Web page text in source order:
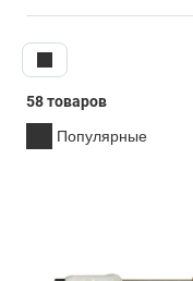
58 товаров
Популярные